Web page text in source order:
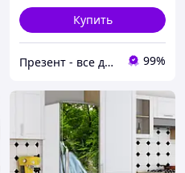
Купить
Презент - все для декора 99%